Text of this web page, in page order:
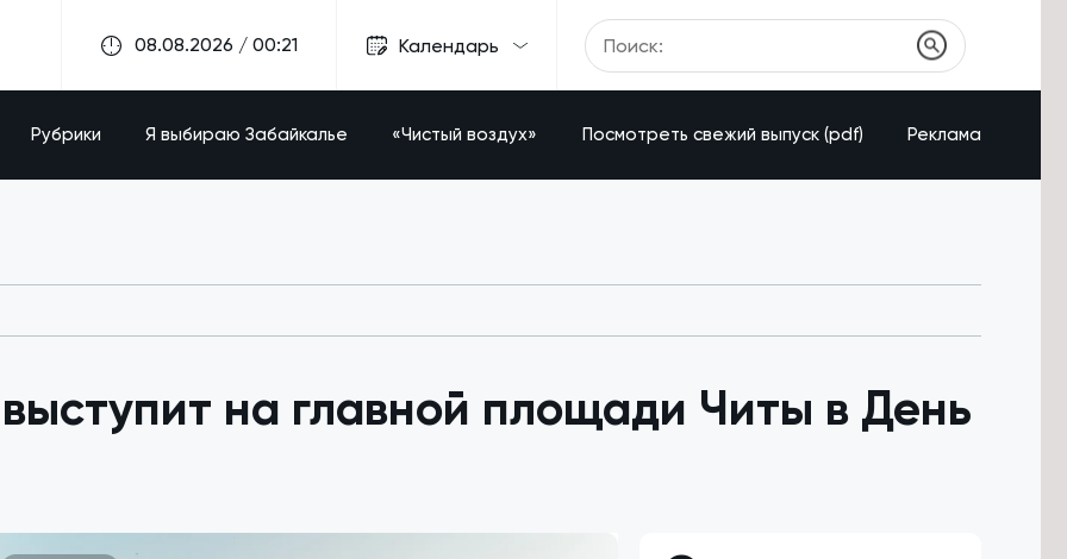
08.08.2026 / 00:21 Календарь
Рубрики Я выбираю Забайкалье «Чистый воздух» Посмотреть свежий выпуск (pdf) Реклама
на главной площади Читы в День